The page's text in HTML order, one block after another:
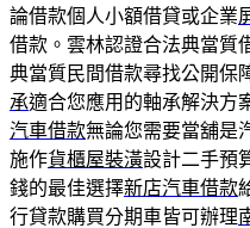
論借款個人小額借貸或企業
借款。雲林認證合法典當質
典當質民間借款尋找公開保
承適合您應用的軸承解決方
汽車借款無論您需要當舖是
施作貨櫃屋裝潢設計二手預
錢的最佳選擇新店汽車借款
行貸款購買分期車皆可辦理